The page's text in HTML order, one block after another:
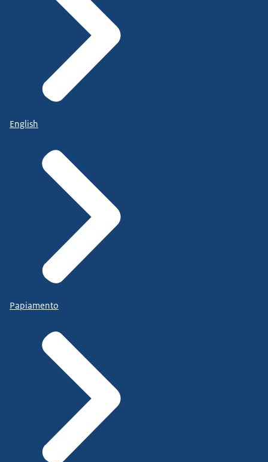
English
Papiamento